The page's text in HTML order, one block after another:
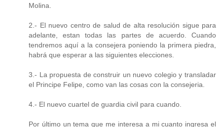
Molina.
2.- El nuevo centro de salud de alta resolución sigue para
adelante, estan todas las partes de acuerdo. Cuando
tendremos aquí a la consejera poniendo la primera piedra,
habrá que esperar a las siguientes elecciones.
3.- La propuesta de construir un nuevo colegio y transladar
el Principe Felipe, como van las cosas con la consejeria.
4.- El nuevo cuartel de guardia civil para cuando.
Por último un tema que me interesa a mi cuanto ingresa el